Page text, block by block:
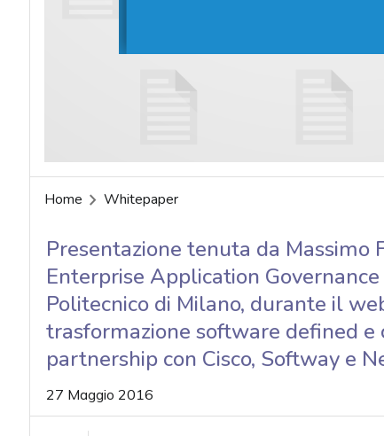
Home Whitepaper
Presentazione tenuta da Massimo
Enterprise Application
Politecnico di Milano, durante il
trasformazione software defined e
partnership con Cisco, Softway e
27 Maggio 2016